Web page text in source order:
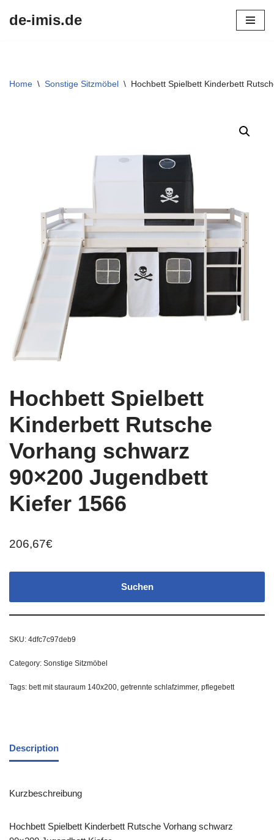
de-imis.de
Home \ Sonstige Sitzmöbel \ Hochbett Spielbett Kinderbett
Hochbett Spielbett
Kinderbett Rutsche
Vorhang schwarz
90×200 Jugendbett
Kiefer 1566
206,67€
Suchen
SKU: 4dfc7c97deb9
Category: Sonstige Sitzmöbel
Tags: bett mit stauraum 140x200, getrennte schlafzimmer, pflegebett
Description
Kurzbeschreibung
Hochbett Spielbett Kinderbett Rutsche Vorhang schwarz